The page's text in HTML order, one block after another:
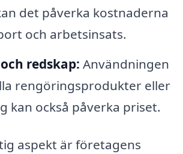
det påverka kostnaderna
och arbetsinsats.
redskap: Användningen
rengöringsprodukter eller
kan också påverka priset.
aspekt är företagens